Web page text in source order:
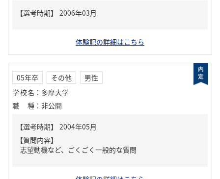
体験記の詳細はこちら
05年卒 その他
男性
学校名 ： 多摩大学
職種 ： 非公開
【質問内容】
志望動機など、ごくごく一般的な質問